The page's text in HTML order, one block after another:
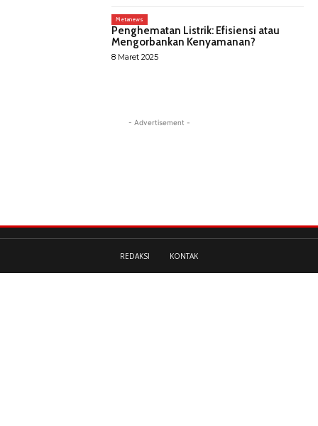
Metanews
Penghematan Listrik: Efisiensi atau
Mengorbankan Kenyamanan?
8 Maret 2025
- Advertisement -
REDAKSI KONTAK